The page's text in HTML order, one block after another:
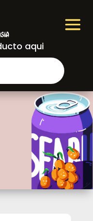
aqui